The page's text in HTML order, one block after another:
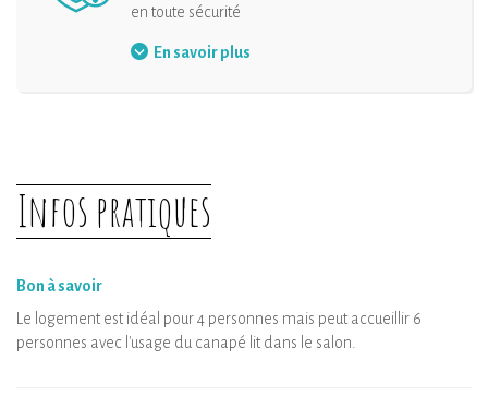
en toute sécurité
Désinfection de l’hébergement et de ses
équipements
En savoir plus
Infos pratiques
Bon à savoir
Le logement est idéal pour 4 personnes mais peut accueillir 6
personnes avec l'usage du canapé lit dans le salon.